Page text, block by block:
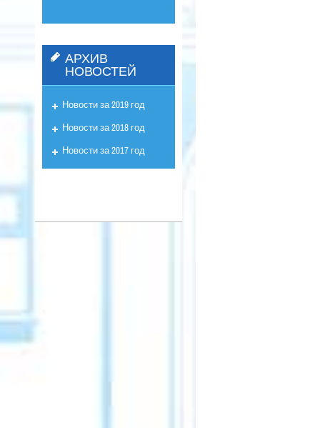
АРХИВ
НОВОСТЕЙ
Новости за 2019 год
Новости за 2018 год
Новости за 2017 год